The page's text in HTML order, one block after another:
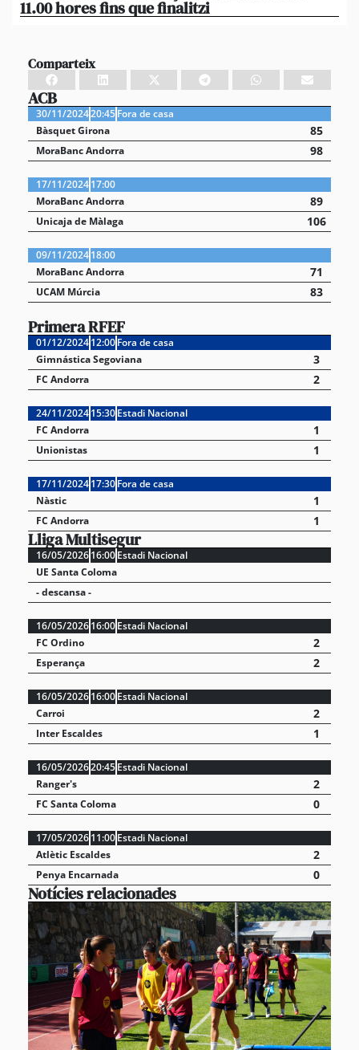
11.00 hores fins que finalitzi
Comparteix
ACB
30/11/202420:45Fora de casa
Bàsquet Girona
85
MoraBanc Andorra 98
17/11/202417:00
MoraBanc Andorra
89
Unicaja de Màlaga 106
09/11/202418:00
MoraBanc Andorra
71
UCAM Múrcia 83
Primera RFEF
01/12/202412:00Fora de casa
Gimnástica Segoviana
3
FC Andorra 2
24/11/202415:30Estadi Nacional
FC Andorra
1
Unionistas 1
17/11/202417:30Fora de casa
Nàstic
1
FC Andorra 1
Lliga Multisegur
16/05/202616:00Estadi Nacional
UE Santa Coloma
- descansa -
16/05/202616:00Estadi Nacional
FC Ordino
2
Esperança 2
16/05/202616:00Estadi Nacional
Carroi
2
Inter Escaldes 1
16/05/202620:45Estadi Nacional
Ranger's
2
FC Santa Coloma 0
17/05/202611:00Estadi Nacional
Atlètic Escaldes
2
Penya Encarnada 0
Notícies relacionades